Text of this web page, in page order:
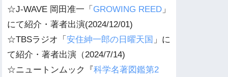
☆J-WAVE 岡田准一「 GROWING REED 」
にて紹介・著者出演(2024/12/01)
☆TBSラジオ「 安住紳一郎の日曜天国 」に
て紹介・著者出演（2024/7/14)
☆ニュートンムック『科学名著図鑑第2